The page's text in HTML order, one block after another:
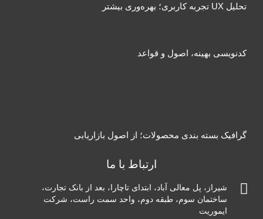
تحلیل UX تجربه کاربری؛ بهره‌وری بیشتر
کدنویسی بهینه، اصول و قواعد
گرافیک بسته بندی محصولات؛ از اصول بازاریابی
ارتباط با ما
شیراز، پل معالی آباد، ابتدای تاچارا، بعد از بانک تجارت،
ساختمان سوم، طبقه دوم، واحد سمت راست، شرکت
ایموریت